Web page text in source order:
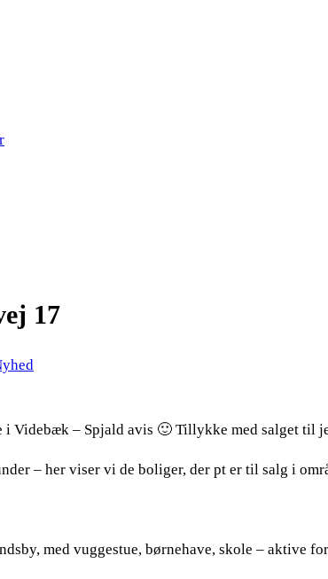
17
i Videbæk – Spjald avis 🙂 Tillykke med salget til
– her viser vi de boliger, der pt er til salg i
med vuggestue, børnehave, skole – aktive